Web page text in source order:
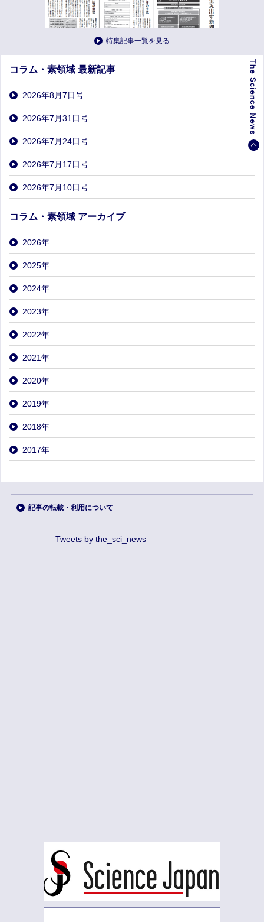
特集記事一覧を見る
コラム・素領域 最新記事
2026年8月7日号
2026年7月31日号
2026年7月24日号
2026年7月17日号
2026年7月10日号
コラム・素領域 アーカイブ
2026年
2025年
2024年
2023年
2022年
2021年
2020年
2019年
2018年
2017年
記事の転載・利用について
Tweets by the_sci_news